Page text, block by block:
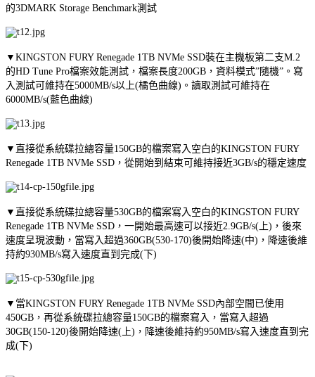
的3DMARK Storage Benchmark測試
▼KINGSTON FURY Renegade 1TB NVMe SSD裝在主機板第二支M.2
的HD Tune Pro檔案效能測試，檔案長度200GB，資料模式”隨機”。寫
入測試可維持在5000MB/s以上(橘色曲線)。讀取測試可維持在
6000MB/s(藍色曲線)
▼直接從系統碟拉總容量150GB的檔案寫入空白的KINGSTON FURY
Renegade 1TB NVMe SSD，從開始到結束可維持接近3GB/s的穩定速度
▼直接從系統碟拉總容量530GB的檔案寫入空白的KINGSTON FURY
Renegade 1TB NVMe SSD，一開始最高速可以接近2.9GB/s(上)，後來
速度呈現波動，當寫入超過360GB(530-170)後開始降速(中)，降速後維
持約930MB/s寫入速度直到完成(下)
▼當KINGSTON FURY Renegade 1TB NVMe SSD內部空間已使用
450GB，再從系統碟拉總容量150GB的檔案寫入，當寫入超過
30GB(150-120)後開始降速(上)，降速後維持約950MB/s寫入速度直到完
成(下)